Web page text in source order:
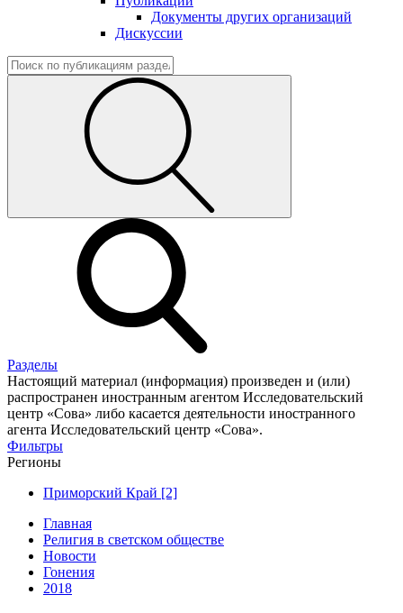
Документы других организаций
Дискуссии
Разделы
Настоящий материал (информация) произведен и (или)
распространен иностранным агентом Исследовательский
центр «Сова» либо касается деятельности иностранного
агента Исследовательский центр «Сова».
Фильтры
Регионы
Приморский Край [2]
Главная
Религия в светском обществе
Новости
Гонения
2018